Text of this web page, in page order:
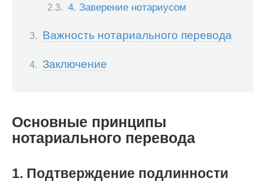
4. Заверение нотариусом
Важность нотариального перевода
Заключение
Основные принципы
нотариального перевода
1. Подтверждение подлинности